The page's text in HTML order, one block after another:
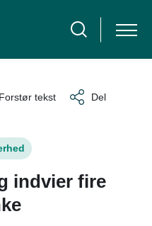
Forstør tekst Del
indvier fire